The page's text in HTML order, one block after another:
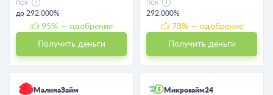
ПСК
до 292.000%
95% — одобрение
Получить деньги
ПСК
292.000%
73% — одобрение
Получить деньги
МалинаЗайм Микрозайм24